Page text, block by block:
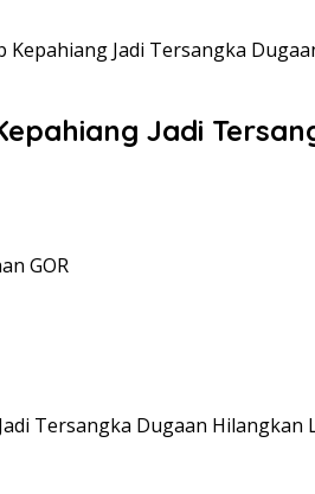
Kepahiang Jadi Tersangka
Jadi
GOR